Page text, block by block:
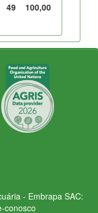
49
100,00
- Embrapa SAC:
conosco